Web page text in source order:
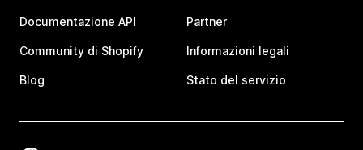
Documentazione API
Community di Shopify
Blog
Partner
Informazioni legali
Stato del servizio